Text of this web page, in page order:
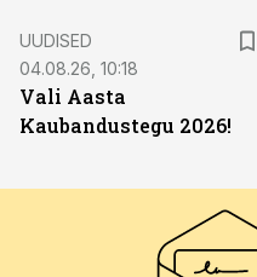
UUDISED
04.08.26, 10:18
Vali Aasta
Kaubandustegu 2026!